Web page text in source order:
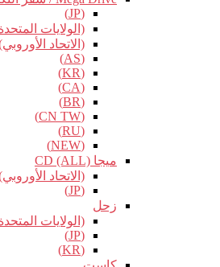
(JP)
(الولايات
(الاتحاد
(AS)
(KR)
(CA)
(BR)
(CN TW)
(RU)
(NEW)
ميجا CD (ALL)
(الاتحاد
(JP)
زحل
(الولايات
(JP)
(KR)